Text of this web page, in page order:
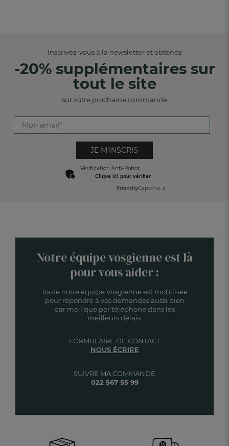
Inscrivez-vous à la newsletter et obtenez
-20% supplémentaires sur
tout le site
sur votre prochaine commande
JE M'INSCRIS
Vérification Anti-Robot
Clique ici pour vérifier
FriendlyCaptcha ⇗
Notre équipe vosgienne est là
pour vous aider :
Toute notre équipe Vosgienne est mobilisée
pour répondre à vos demandes aussi bien
par mail que par téléphone dans les
meilleurs délais.
SUIVRE MA COMMANDE
022 567 55 99
FORMULAIRE DE CONTACT
NOUS ÉCRIRE